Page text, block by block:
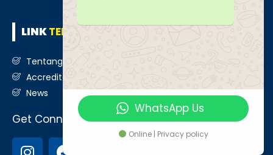
LINKTERKAIT
Tentang Kami
Accreditation
News
Get Connected
I
WhatsApp Us
Online | Privacy policy